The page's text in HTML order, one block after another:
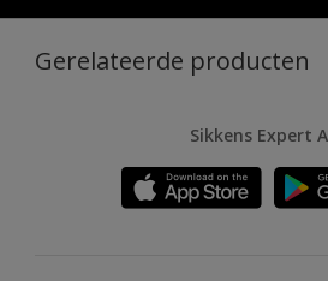
Gerelateerde producten
Sikkens Expert